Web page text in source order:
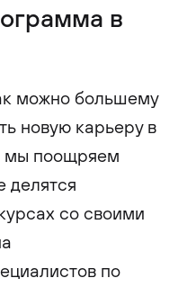
в
можно большему
новую карьеру в
мы поощряем
делятся
со своими
по